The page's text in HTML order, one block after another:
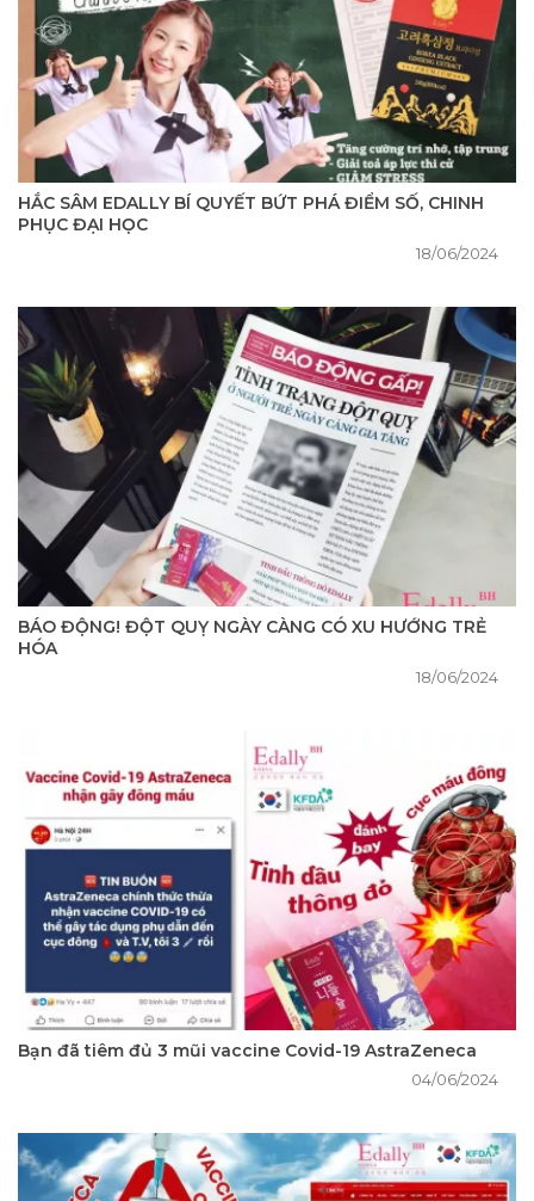
HẮC SÂM EDALLY BÍ QUYẾT BỨT PHÁ ĐIỂM SỐ, CHINH
PHỤC ĐẠI HỌC
18/06/2024
BÁO ĐỘNG! ĐỘT QUỴ NGÀY CÀNG CÓ XU HƯỚNG TRẺ
HÓA
18/06/2024
Bạn đã tiêm đủ 3 mũi vaccine Covid-19 AstraZeneca
04/06/2024